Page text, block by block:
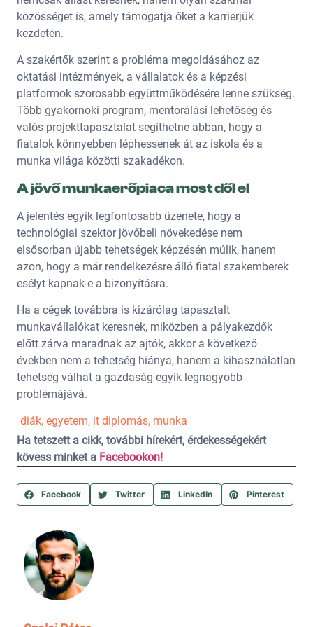
közösséget is, amely támogatja őket a karrierjük
kezdetén.
A szakértők szerint a probléma megoldásához az
oktatási intézmények, a vállalatok és a képzési
platformok szorosabb együttműködésére lenne szükség.
Több gyakornoki program, mentorálási lehetőség és
valós projekttapasztalat segíthetne abban, hogy a
fiatalok könnyebben léphessenek át az iskola és a
munka világa közötti szakadékon.
A jövő munkaerőpiaca most dől el
A jelentés egyik legfontosabb üzenete, hogy a
technológiai szektor jövőbeli növekedése nem
elsősorban újabb tehetségek képzésén múlik, hanem
azon, hogy a már rendelkezésre álló fiatal szakemberek
esélyt kapnak-e a bizonyításra.
Ha a cégek továbbra is kizárólag tapasztalt
munkavállalókat keresnek, miközben a pályakezdők
előtt zárva maradnak az ajtók, akkor a következő
években nem a tehetség hiánya, hanem a kihasználatlan
tehetség válhat a gazdaság egyik legnagyobb
problémájává.
diák, egyetem, it diplomás, munka
Ha tetszett a cikk, további hírekért, érdekességekért
kövess minket a Facebookon!
Facebook Twitter LinkedIn Pinterest